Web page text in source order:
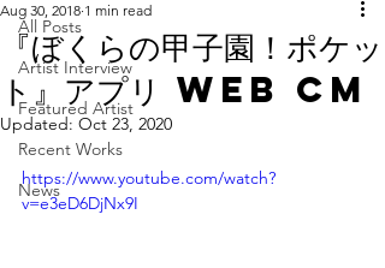
All Posts
Artist Interview
Featured Artist
Recent Works
News
『ぼくらの甲子園！ポケッ
ト』アプリ WEB CM
Aug 30, 2018 1 min read
Updated: Oct 23, 2020
https://www.youtube.com/watch?
v=e3eD6DjNx9I